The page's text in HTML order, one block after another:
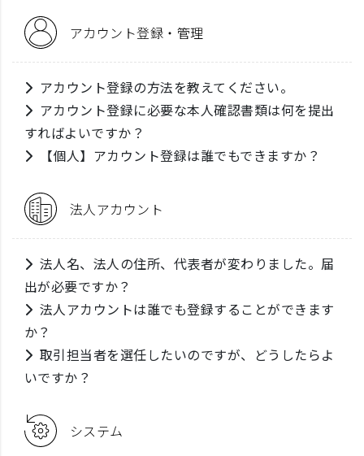
アカウント登録・管理
アカウント登録の方法を教えてください。
アカウント登録に必要な本人確認書類は何を提出
すればよいですか？
【個人】アカウント登録は誰でもできますか？
法人アカウント
法人名、法人の住所、代表者が変わりました。届
出が必要ですか？
法人アカウントは誰でも登録することができます
か？
取引担当者を選任したいのですが、どうしたらよ
いですか？
システム